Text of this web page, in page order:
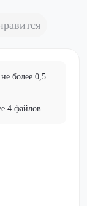
более 0,5
4 файлов.